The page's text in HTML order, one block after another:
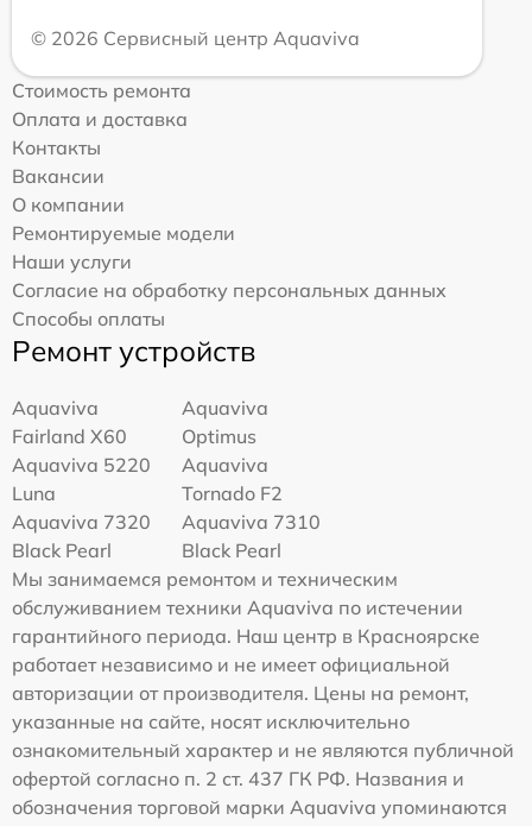
© 2026 Сервисный центр Aquaviva
Стоимость ремонта
Оплата и доставка
Контакты
Вакансии
О компании
Ремонтируемые модели
Наши услуги
Согласие на обработку персональных данных
Способы оплаты
Ремонт устройств
Aquaviva
Fairland X60
Aquaviva
Optimus
Aquaviva 5220
Luna
Aquaviva
Tornado F2
Aquaviva 7320
Black Pearl
Aquaviva 7310
Black Pearl
Мы занимаемся ремонтом и техническим
обслуживанием техники Aquaviva по истечении
гарантийного периода. Наш центр в Красноярске
работает независимо и не имеет официальной
авторизации от производителя. Цены на ремонт,
указанные на сайте, носят исключительно
ознакомительный характер и не являются публичной
офертой согласно п. 2 ст. 437 ГК РФ. Названия и
обозначения торговой марки Aquaviva упоминаются